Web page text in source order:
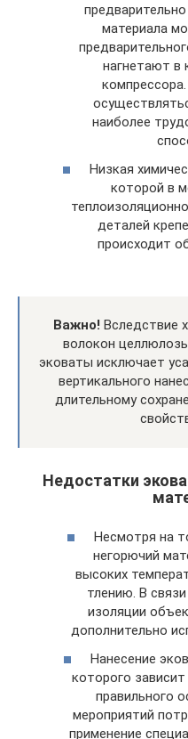
материала
нагнетают в
наиболее
Низкая
которой в
деталей
происходит
Важно! Вследствие
волокон
эковаты исключает
вертикального
длительному
Недостатки
Несмотря на
негорючий
высоких
тлению. В
изоляции
дополнительно
Нанесение
которого
правильного
мероприятий
применение